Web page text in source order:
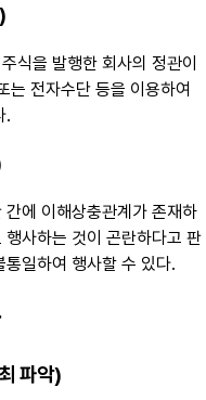
식을 발행한 회사의 정관이
는 전자수단 등을 이용하여
.
에 이해상충관계가 존재하
사하는 것이 곤란하다고 판
일하여 행사할 수 있다.
파악)